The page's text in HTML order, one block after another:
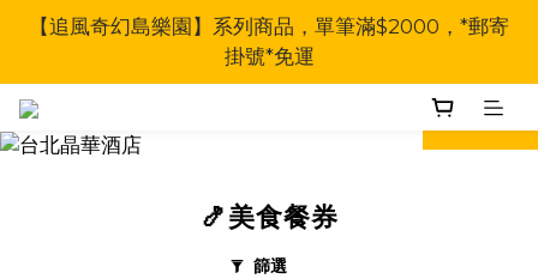
【追風奇幻島樂園】系列商品，單筆滿$2000，*郵寄
掛號*免運
prev next
🍤美食餐券
篩選